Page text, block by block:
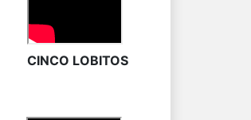
CINCO LOBITOS